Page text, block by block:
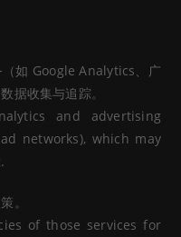
如 Google Analytics、广
据收集与追踪。
and advertising
networks), which may
。
of those services for